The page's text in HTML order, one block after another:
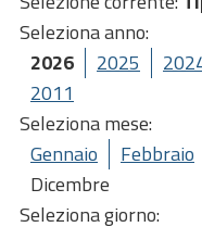
Seleziona anno:
2026
2025
2011
Seleziona mese:
Gennaio
Febbraio
Dicembre
Seleziona giorno: